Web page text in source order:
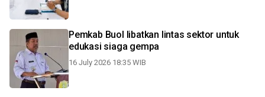
Pemkab Buol libatkan lintas sektor untuk
edukasi siaga gempa
16 July 2026 18:35 WIB